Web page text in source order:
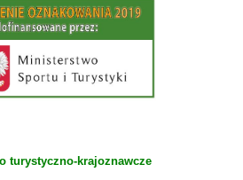
turystyczno-krajoznawcze